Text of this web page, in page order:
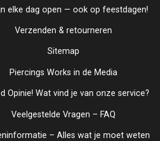
elke dag open — ook op feestdagen!
Verzenden & retourneren
Sitemap
Piercings Works in de Media
Opinie! Wat vind je van onze service?
Veelgestelde Vragen – FAQ
– Alles wat je moet weten